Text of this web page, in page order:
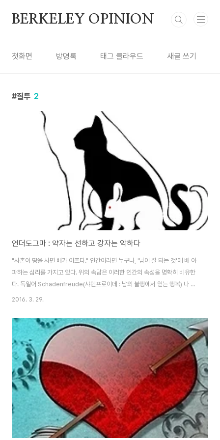
BERKELEY OPINION
첫화면 방명록 태그 클라우드 새글 쓰기
질투 2
언더도그마 : 약자는 선하고 강자는 악하다
"사촌이 땅을 사면 배가 아프다." 인간이라면 누구나, '남이 잘 되는 것'에 배 아
파하는 심리를 가지고 있다. 위의 속담은 이러한 인간의 속성을 명확히 비유한
다. 독일어 Schadenfreude(샤덴프로이데 : 남의 불행에서 얻는 행복) 나 영
어 속담 Turning green with envy(시기심으로 얼굴이 새파래지다) 등과 같
는다. 설령 겉으로는 기뻐하는 척 웃으며, 축하의 의미를 가득 담은 꽃다발을 건
넬지언정 말이다. 러시아에서 오래전부터 내려온 한 옛날이야기 역시 이를 해
학적으로 풍자한다. 어느 날 평범했던 40대 농부가 길을 가다 우연히 마술램프
를 발견한다. 그가 램프를 문지르자 펑! 하고 나타난 요정이 그에게 소원..
2016. 3. 29.